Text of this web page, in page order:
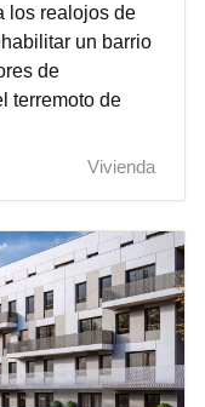
los realojos de
un barrio
de
terremoto de
Vivienda